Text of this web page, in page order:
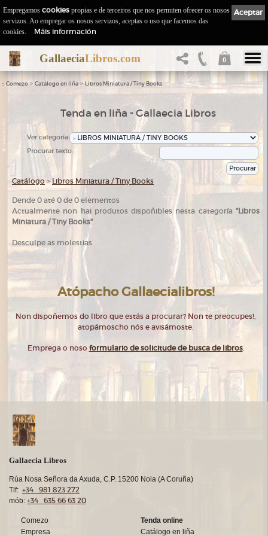
GallaeciaLibros.com 0
:: Comezo > Catálogo en liña > Libros Miniatura / Tiny Books
Tenda en liña - Gallaecia Libros
Ver categoría:
Procurar texto:
Catálogo >Libros Miniatura / Tiny Books
Dende 0 até 0 de 0 elementos
Actualmente non hai produtos dispoñibles nesta categoría"Libros
Miniatura / Tiny Books".
Desculpe as molestias
Atópacho Gallaecialibros!
Non dispoñemos do libro que estás a procurar? Non te preocupes!,
atopámoscho nós e avisámoste.
Emprega o noso formulario de solicitude de busca de libros.
Gallaecia Libros
Rúa Nosa Señora da Axuda, C.P. 15200 Noia (A Coruña)
Tlf: +34 981 823 272
mób: +34 635 66 63 20
Comezo
Empresa
Tenda online
Catálogo en liña
Aceptar
Empregamos cookies propias e de terceiros que nos permiten ofrecer os nosos
servizos. Ao empregar os nosos servizos, aceptas o uso que facemos das
cookies.
Máis información